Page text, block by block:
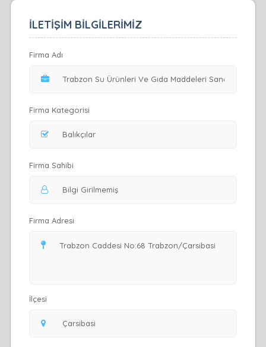
İLETİŞİM BİLGİLERİMİZ
Firma Adı
Firma Kategorisi
Firma Sahibi
Firma Adresi
İlçesi